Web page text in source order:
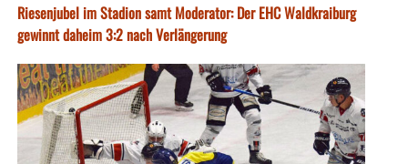
Riesenjubel im Stadion samt Moderator: Der EHC Waldkraiburg
gewinnt daheim 3:2 nach Verlängerung